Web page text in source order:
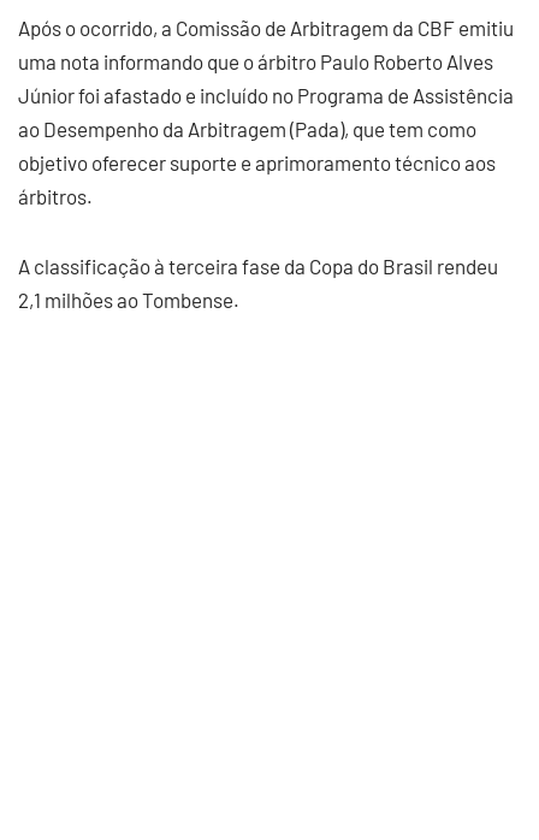
Após o ocorrido, a Comissão de Arbitragem da CBF emitiu
uma nota informando que o árbitro Paulo Roberto Alves
Júnior foi afastado e incluído no Programa de Assistência
ao Desempenho da Arbitragem (Pada), que tem como
objetivo oferecer suporte e aprimoramento técnico aos
árbitros.
A classificação à terceira fase da Copa do Brasil rendeu
2,1 milhões ao Tombense.